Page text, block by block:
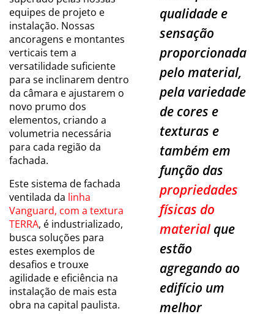
qualidade e
sensação
proporcionada
pelo material,
pela variedade
de cores e
texturas e
também em
função das
propriedades
físicas do
materialque
estão
agregando ao
edifício um
melhor
equipes de projeto e
instalação. Nossas
ancoragens e montantes
verticais tem a
versatilidade suficiente
para se inclinarem dentro
da câmara e ajustarem o
novo prumo dos
elementos, criando a
volumetria necessária
para cada região da
fachada.
Este sistema de fachada
ventilada da linha
Vanguard, com a textura
TERRA, é industrializado,
busca soluções para
estes exemplos de
desafios e trouxe
agilidade e eficiência na
instalação de mais esta
obra na capital paulista.